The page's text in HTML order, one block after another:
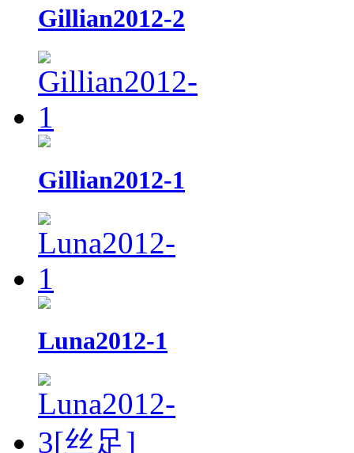
Gillian2012-2
Gillian2012-1
Luna2012-1